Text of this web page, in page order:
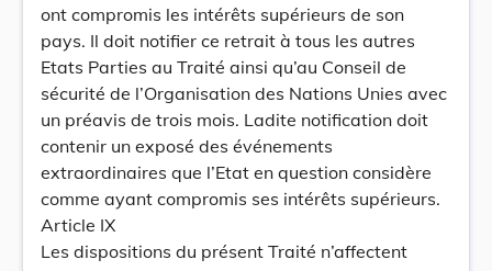
ont compromis les intérêts supérieurs de son
pays. Il doit notifier ce retrait à tous les autres
Etats Parties au Traité ainsi qu’au Conseil de
sécurité de l’Organisation des Nations Unies avec
un préavis de trois mois. Ladite notification doit
contenir un exposé des événements
extraordinaires que l’Etat en question considère
comme ayant compromis ses intérêts supérieurs.
Article IX
Les dispositions du présent Traité n’affectent